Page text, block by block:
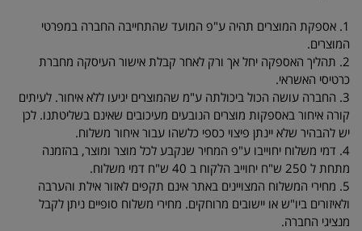
1. אספקת המוצרים תהיה ע"פ המועד שהתחייבה החברה במפרטי
המוצרים.
2. תהליך האספקה יחל אך ורק לאחר קבלת אישור העיסקה מחברת
כרטיסי האשראי.
3. החברה עושה הכול ביכולתה ע"מ שהמוצרים יגיעו ללא איחור. לעיתים
קורה איחור באספקות מוצרים הנובעים מעיכובים שאינם בשליטתנו. לכן
יש להבהיר שלא יינתן פיצוי כספי כלשהו עבור איחור משלוח.
4. דמי משלוח יחוייבו ע"פ המחיר שנקבע לכל מוצר ומוצר, בהזמנה
מתחת ל 250 ש"ח יחוייב הלקוח ב 40 ש"ח דמי משלוח.
5. מחירי המשלוח המצויינים באתר אינם תקפים לאזור אילת והערבה
ולאיזורים ביו"ש או יישובים מרוחקים. מחירי משלוח סופיים ניתן לקבל
מנציגי החברה.